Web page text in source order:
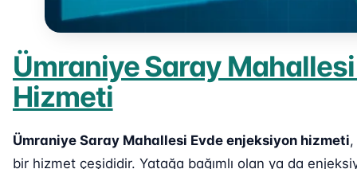
Ümraniye Saray
Hizmeti
Ümraniye Saray Mahallesi Evde enjeksiyon hizmeti
bir hizmet çeşididir. Yatağa bağımlı olan ya da